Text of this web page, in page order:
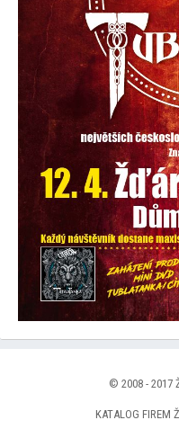
© 2008 - 2017
KATALOG FIREM